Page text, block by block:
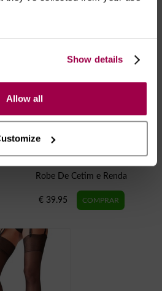
Show details
Allow all
Robe De Cetim e Renda
€ 39.95